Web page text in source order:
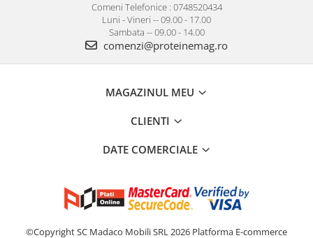
Comeni Telefonice : 0748520434
Luni - Vineri -- 09.00 - 17.00
Sambata -- 09.00 - 14.00
comenzi@proteinemag.ro
MAGAZINUL MEU
CLIENTI
DATE COMERCIALE
©Copyright SC Madaco Mobili SRL 2026 Platforma E-commerce